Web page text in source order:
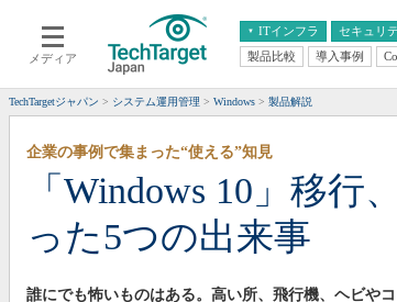
メディア
ITインフラ
クラウド
スマートモバイル
ネットワーク
システム運用管理
セキュリ
エンタープライズAI
ERP
CX
情報系システム
製品比較 導入事例
TechTargetジャパン システム運用管理 Windows 製品解説
「Windows 10」移
った5つの出来事
企業の事例で集まった“使える”知見
誰にでも怖いものはある。高い所、飛行機、ヘビや